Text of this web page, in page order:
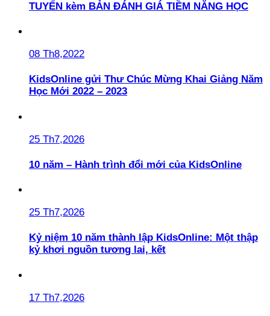
TUYẾN kèm BẢN ĐÁNH GIÁ TIỀM NĂNG HỌC
08 Th8,2022
KidsOnline gửi Thư Chúc Mừng Khai Giảng Năm
Học Mới 2022 – 2023
25 Th7,2026
10 năm – Hành trình đổi mới của KidsOnline
25 Th7,2026
Kỷ niệm 10 năm thành lập KidsOnline: Một thập
kỷ khơi nguồn tương lai, kết
17 Th7,2026